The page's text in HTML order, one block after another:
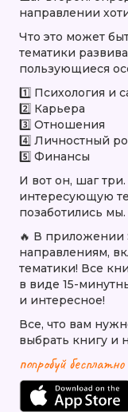
направлении
Что это может
тематики
пользующиеся
1️⃣ Психология и
2️⃣ Карьера
3️⃣ Отношения
4️⃣ Личностный
5️⃣ Финансы
И вот он, шаг
интересующую
позаботились мы.
🔥 В приложении
направлениям,
тематики! Все
в виде 15-
и интересное!
Все, что вам
выбрать книгу и
попробуй бесплатно